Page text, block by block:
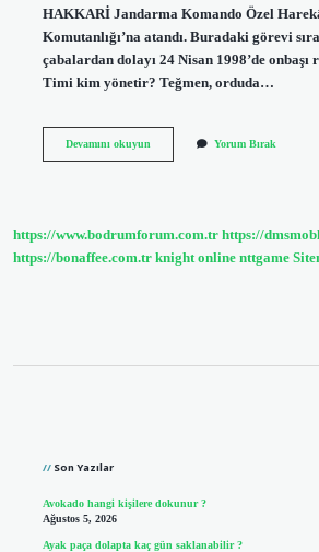
HAKKARİ Jandarma Komando Özel
Komutanlığı’na atandı. Buradaki görevi
çabalardan dolayı 24 Nisan 1998’de onbaşı
Timi kim yönetir? Teğmen, orduda…
Devamını okuyunBir
Yorum Bırak
https://www.bodrumforum.com.tr https://
https://bonaffee.com.tr knight online nttgame
Son Yazılar
Avokado hangi kişilere dokunur ?
Ağustos 5, 2026
Ayak paça dolapta kaç gün saklanabilir ?